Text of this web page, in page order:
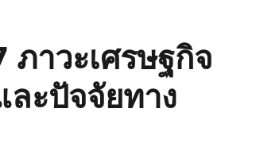
าวะเศรษฐกิจ
ะปัจจัยทาง